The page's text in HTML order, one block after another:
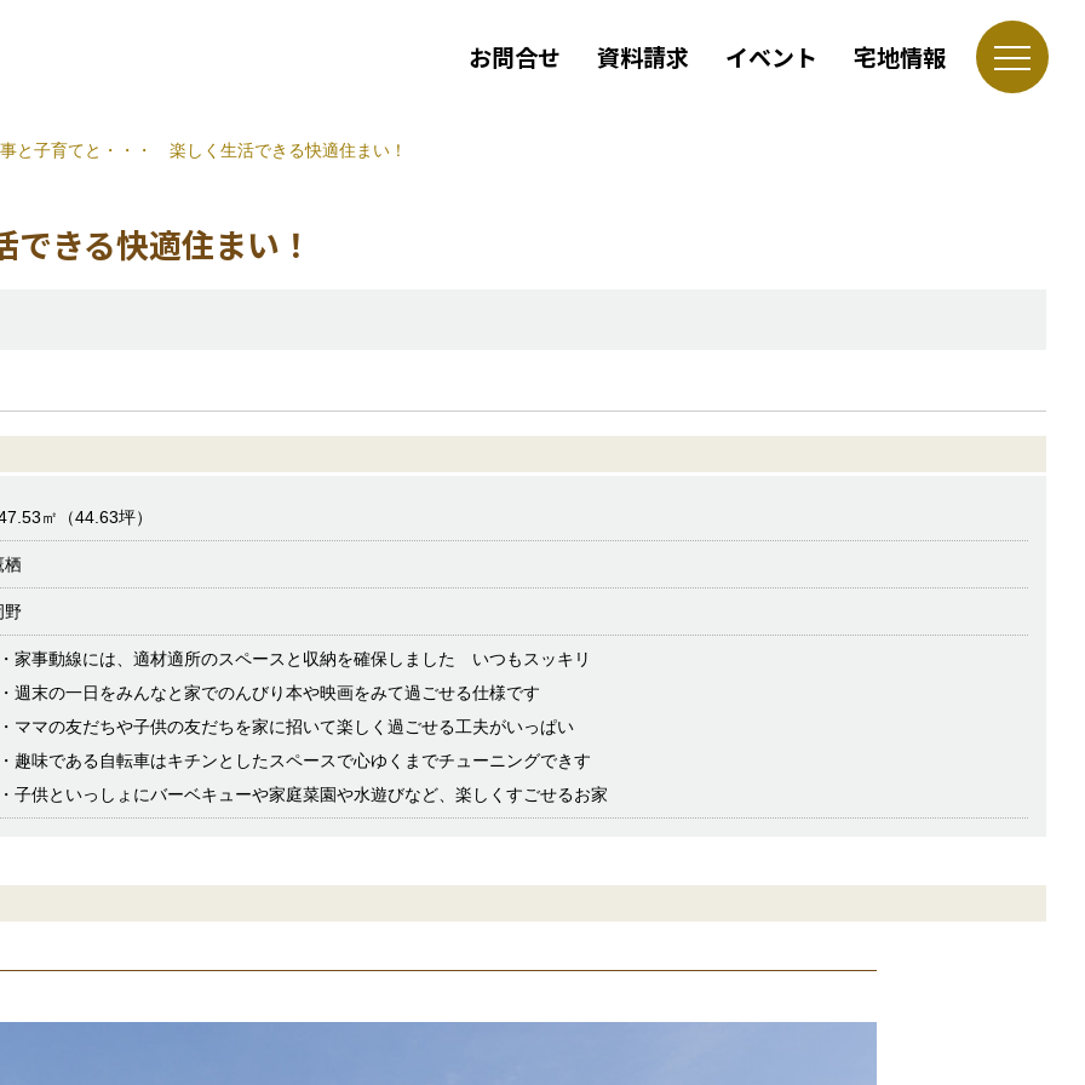
お問合せ 資料請求 イベント 宅地情報
と子育てと・・・ 楽しく生活できる快適住まい！
きる快適住まい！
㎡（44.63坪）
栖
野
家事動線には、適材適所のスペースと収納を確保しました いつもスッキリ
週末の一日をみんなと家でのんびり本や映画をみて過ごせる仕様です
ママの友だちや子供の友だちを家に招いて楽しく過ごせる工夫がいっぱい
趣味である自転車はキチンとしたスペースで心ゆくまでチューニングできす
子供といっしょにバーベキューや家庭菜園や水遊びなど、楽しくすごせるお家